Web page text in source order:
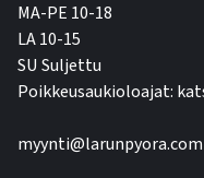
MA-PE 10-18
LA 10-15
SU Suljettu
Poikkeusaukioloajat:
myynti@larunpyora.com